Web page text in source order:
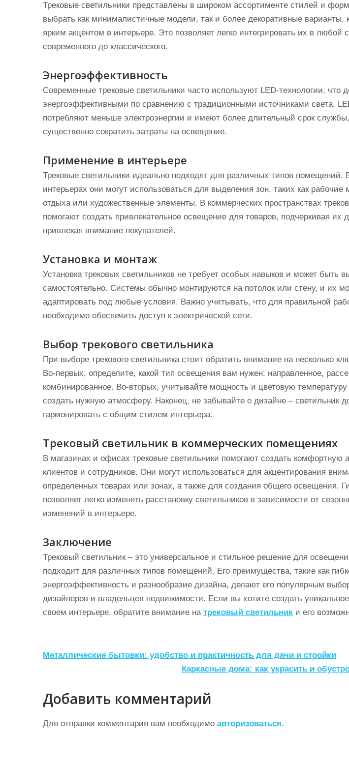
Трековые светильники представлены в широком ассортименте стилей и
выбрать как минималистичные модели, так и более декоративные варианты,
ярким акцентом в интерьере. Это позволяет легко интегрировать их в любой
современного до классического.
Энергоэффективность
Современные трековые светильники часто используют LED-технологии, что
энергоэффективными по сравнению с традиционными источниками света.
потребляют меньше электроэнергии и имеют более длительный срок службы,
существенно сократить затраты на освещение.
Применение в интерьере
Трековые светильники идеально подходят для различных типов помещений.
интерьерах они могут использоваться для выделения зон, таких как рабочие
отдыха или художественные элементы. В коммерческих пространствах
помогают создать привлекательное освещение для товаров, подчеркивая их
привлекая внимание покупателей.
Установка и монтаж
Установка трековых светильников не требует особых навыков и может быть
самостоятельно. Системы обычно монтируются на потолок или стену, и их
адаптировать под любые условия. Важно учитывать, что для правильной
необходимо обеспечить доступ к электрической сети.
Выбор трекового светильника
При выборе трекового светильника стоит обратить внимание на несколько
Во-первых, определите, какой тип освещения вам нужен: направленное,
комбинированное. Во-вторых, учитывайте мощность и цветовую
создать нужную атмосферу. Наконец, не забывайте о дизайне – светильник
гармонировать с общим стилем интерьера.
Трековый светильник в коммерческих помещениях
В магазинах и офисах трековые светильники помогают создать комфортную
клиентов и сотрудников. Они могут использоваться для акцентирования
определенных товарах или зонах, а также для создания общего освещения.
позволяет легко изменять расстановку светильников в зависимости от
изменений в интерьере.
Заключение
Трековый светильник – это универсальное и стильное решение для
подходит для различных типов помещений. Его преимущества, такие как
энергоэффективность и разнообразие дизайна, делают его популярным
дизайнеров и владельцев недвижимости. Если вы хотите создать
своем интерьере, обратите внимание на трековый светильник и его
Н
в
и
г
Металлические бытовки: удобство и практичность для дачи и стройки
Каркасные дома: как украсить и
Добавить комментарий
Для отправки комментария вам необходимо авторизоваться.